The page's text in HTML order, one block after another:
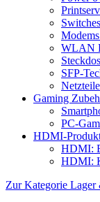
Switches
WLAN
SFP-
Netzteile
Gaming
PC-
HDMI-
HDMI:
HDMI:
Zur Kategorie Lager